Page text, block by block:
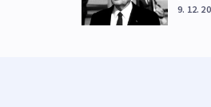
9. 12.